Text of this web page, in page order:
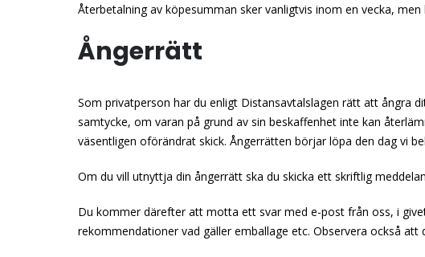
Återbetalning av köpesumman sker vanligtvis inom en vecka,
Ångerrätt
Som privatperson har du enligt Distansavtalslagen rätt att ångra
samtycke, om varan på grund av sin beskaffenhet inte kan
väsentligen oförändrat skick. Ångerrätten börjar löpa den dag vi
Om du vill utnyttja din ångerrätt ska du skicka ett skriftlig
Du kommer därefter att motta ett svar med e-post från oss, i
rekommendationer vad gäller emballage etc. Observera också